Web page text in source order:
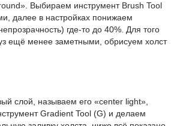
Выбираем инструмент Brush Tool
далее в настройках понижаем
где-то до 40%. Для того
ещё менее заметными, обрисуем холст
слой, называем его «center light»,
Gradient Tool (G) и делаем